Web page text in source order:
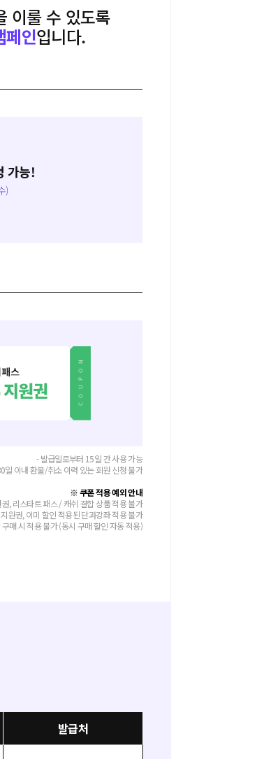
이룰 수 있도록
페인입니다.
가능!
)
- 발급일로부터 15일 간 사용 가능
일 이내 환불/취소 이력 있는 회원 신청 불가
※ 쿠폰 적용 예외 안내
, 리스타트 패스 / 캐쉬 결합 상품 적용 불가
원권, 이미 할인 적용된 단과강좌 적용 불가
매 시 적용 불가 (동시 구매 할인 자동 적용)
발급처